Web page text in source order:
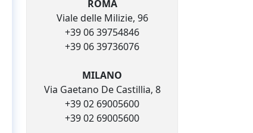
ROMA
Viale delle Milizie, 96
+39 06 39754846
+39 06 39736076
MILANO
Via Gaetano De Castillia, 8
+39 02 69005600
+39 02 69005600